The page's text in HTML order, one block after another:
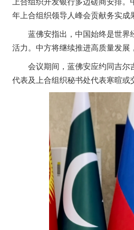
上合组织开发银行多边磋商安排
年上合组织领导人峰会贡献务实成
蓝佛安指出，中国始终是世界经
活力。中方将继续推进高质量发
会议期间，蓝佛安应约同吉尔吉
代表及上合组织秘书处代表寒暄